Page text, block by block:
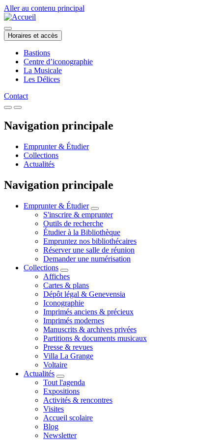
Aller au contenu principal
Horaires et accès
Bastions
Centre d’iconographie
La Musicale
Les Délices
Contact
Navigation principale
Emprunter & Étudier
Collections
Actualités
Navigation principale
Emprunter & Étudier
S'inscrire & emprunter
Outils de recherche
Étudier à la Bibliothèque
Empruntez nos bibliothécaires
Réserver une salle de réunion
Demander une numérisation
Collections
Affiches
Cartes & plans
Dépôt légal & Genevensia
Iconographie
Imprimés anciens & précieux
Imprimés modernes
Manuscrits & archives privées
Partitions & documents musicaux
Presse & revues
Villa La Grange
Voltaire
Actualités
Tout l'agenda
Expositions
Activités & rencontres
Visites
Accueil scolaire
Blog
Newsletter